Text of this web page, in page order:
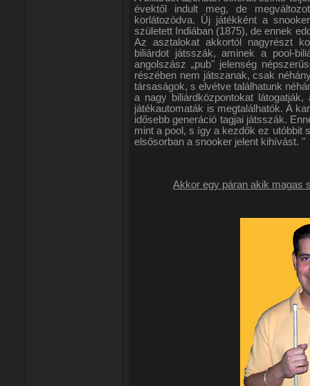
évektől indult meg, de
korlátozódva. Új játékként a
született Indiában (1875), de ennek
Az asztalokat akkortól nagyrészt
biliárdot játsszák, aminek a pool-
angolszász „pub" jelenség
részében nem játszanak, csak
társaságok, s elvétve találhatunk
a nagy biliárdközpontokat
játékautomaták is megtalálhatók. A
idősebb generáció tagjai játsszák.
mint a pool, s így a kezdők ez utóbbit
elsősorban a snooker jelent kihívást. "
Akkor egy páran akik magas